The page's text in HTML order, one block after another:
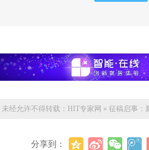
未经允许不得转载： HIT专家网 » 征稿启事：
分享到：